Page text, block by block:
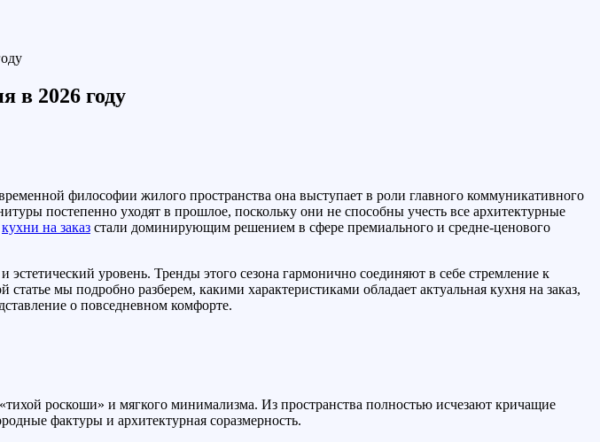
в 2026 году
философии жилого пространства она выступает в роли главного коммуникативного
постепенно уходят в прошлое, поскольку они не способны учесть все архитектурные
кухни на заказ стали доминирующим решением в сфере премиального и средне-ценового
уровень. Тренды этого сезона гармонично соединяют в себе стремление к
мы подробно разберем, какими характеристиками обладает актуальная кухня на заказ,
о повседневном комфорте.
роскоши» и мягкого минимализма. Из пространства полностью исчезают кричащие
фактуры и архитектурная соразмерность.